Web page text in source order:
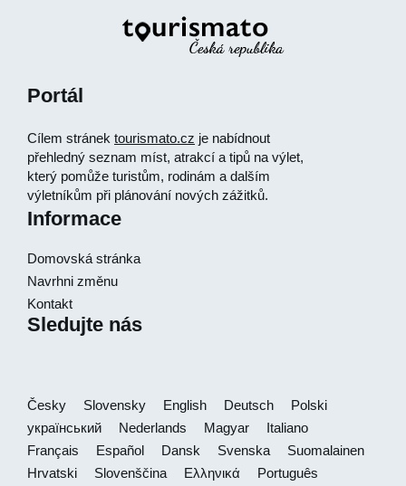
Portál
Cílem stránek tourismato.cz je nabídnout
přehledný seznam míst, atrakcí a tipů na výlet,
který pomůže turistům, rodinám a dalším
výletníkům při plánování nových zážitků.
Informace
Domovská stránka
Navrhni změnu
Kontakt
Sledujte nás
Česky Slovensky English Deutsch
Polski
український
Nederlands Magyar
Italiano
Français
Español Dansk Svenska
Suomalainen
Hrvatski
Slovenščina Ελληνικά Português